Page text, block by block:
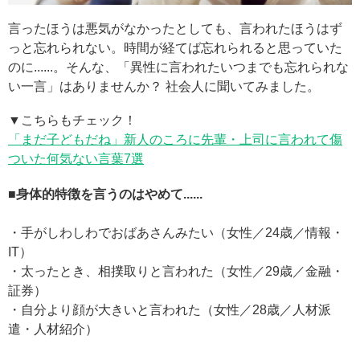
言ったほうは悪気がなかったとしても、言われたほうはず
っと忘れられない。時間が経てば忘れられると思っていた
のに......。そんな、「異性に言われたいつまでも忘れられな
い一言」はありませんか？ 社会人に聞いてみました。
▼こちらもチェック！
「まだ子どもだね」新人のころに先輩・上司に言われて傷
ついた何気ない言葉7選
■身体的特徴を言うのはやめて......
・手がしわしわでおばあさんみたい（女性／24歳／情報・
IT）
・太ったとき、相撲取りと言われた（女性／29歳／金融・
証券）
・自分より顔が大きいと言われた（女性／28歳／人材派
遣・人材紹介）